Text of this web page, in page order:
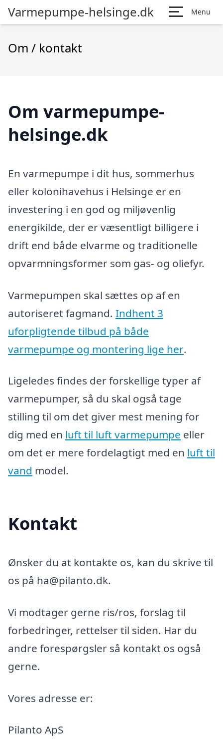
Varmepumpe-helsinge.dk Menu
Om / kontakt
Om varmepumpe-
helsinge.dk
En varmepumpe i dit hus, sommerhus
eller kolonihavehus i Helsinge er en
investering i en god og miljøvenlig
energikilde, der er væsentligt billigere i
drift end både elvarme og traditionelle
opvarmningsformer som gas- og oliefyr.
Varmepumpen skal sættes op af en
autoriseret fagmand. Indhent 3
uforpligtende tilbud på både
varmepumpe og montering lige her.
Ligeledes findes der forskellige typer af
varmepumper, så du skal også tage
stilling til om det giver mest mening for
dig med en luft til luft varmepumpe eller
om det er mere fordelagtigt med en luft til
vand model.
Kontakt
Ønsker du at kontakte os, kan du skrive til
os på ha@pilanto.dk.
Vi modtager gerne ris/ros, forslag til
forbedringer, rettelser til siden. Har du
andre forespørgsler så kontakt os også
gerne.
Vores adresse er:
Pilanto ApS